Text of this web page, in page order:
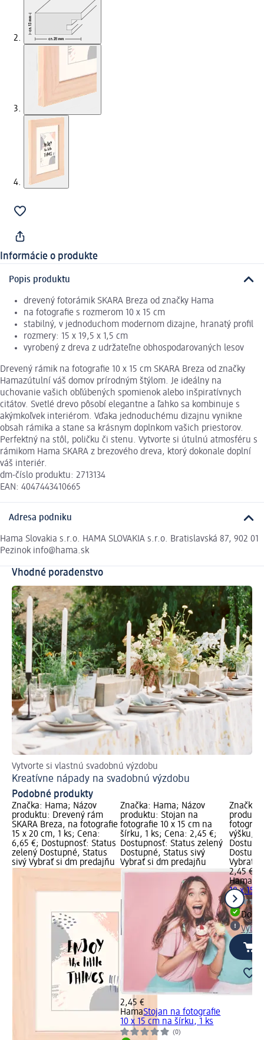
Informácie o produkte
Popis produktu
drevený fotorámik SKARA Breza od značky Hama
na fotografie s rozmerom 10 x 15 cm
stabilný, v jednoduchom modernom dizajne, hranatý profil
rozmery: 15 x 19,5 x 1,5 cm
vyrobený z dreva z udržateľne obhospodarovaných lesov
Drevený rámik na fotografie 10 x 15 cm SKARA Breza od značky
Hamazútulní váš domov prírodným štýlom. Je ideálny na
uchovanie vašich obľúbených spomienok alebo inšpiratívnych
citátov. Svetlé drevo pôsobí elegantne a ľahko sa kombinuje s
akýmkoľvek interiérom. Vďaka jednoduchému dizajnu vynikne
obsah rámika a stane sa krásnym doplnkom vašich priestorov.
Perfektný na stôl, poličku či stenu. Vytvorte si útulnú atmosféru s
rámikom Hama SKARA z brezového dreva, ktorý dokonale doplní
váš interiér.
dm-číslo produktu: 2713134
EAN: 4047443410665
Adresa podniku
Hama Slovakia s.r.o. HAMA SLOVAKIA s.r.o. Bratislavská 87, 902 01
Pezinok info@hama.sk
Vhodné poradenstvo
Vytvorte si vlastnú svadobnú výzdobu
Kreatívne nápady na svadobnú výzdobu
Podobné produkty
Značka: Hama; Názov
produktu: Drevený rám
SKARA Breza, na fotografie
15 x 20 cm, 1 ks; Cena:
6,65 €; Dostupnosť: Status
zelený Dostupné, Status
sivý Vybrať si dm predajňu
Značka: Hama; Názov
produktu: Stojan na
fotografie 10 x 15 cm na
šírku, 1 ks; Cena: 2,45 €;
Dostupnosť: Status zelený
Dostupné, Status sivý
Vybrať si dm predajňu
2,45 €
HamaStojan na fotografie
10 x 15 cm na šírku, 1 ks
(0)
Značka:
výšku, 1
Vybrať
2,45 €
Hama
10 x 15